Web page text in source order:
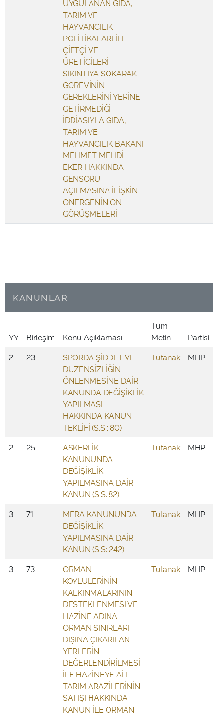
UYGULANAN GIDA,
TARIM VE
HAYVANCILIK
POLİTİKALARI İLE
ÇİFTÇİ VE
ÜRETİCİLERİ
SIKINTIYA SOKARAK
GÖREVİNİN
GEREKLERİNİ YERİNE
GETİRMEDİĞİ
İDDİASIYLA GIDA,
TARIM VE
HAYVANCILIK BAKANI
MEHMET MEHDİ
EKER HAKKINDA
GENSORU
AÇILMASINA İLİŞKİN
ÖNERGENİN ÖN
GÖRÜŞMELERİ
KANUNLAR
YY Birleşim Konu Açıklaması
Tüm
Metin
Partisi
2
23
SPORDA ŞİDDET VE
DÜZENSİZLİĞİN
ÖNLENMESİNE DAİR
KANUNDA DEĞİŞİKLİK
YAPILMASI
HAKKINDA KANUN
TEKLİFİ (S.S.: 80)
Tutanak MHP
2 25
ASKERLİK
KANUNUNDA
DEĞİŞİKLİK
YAPILMASINA DAİR
KANUN (S.S.:82)
Tutanak MHP
3 71
MERA KANUNUNDA
DEĞİŞİKLİK
YAPILMASINA DAİR
KANUN (S.S: 242)
Tutanak MHP
3 73
ORMAN
KÖYLÜLERİNİN
KALKINMALARININ
DESTEKLENMESİ VE
HAZİNE ADINA
ORMAN SINIRLARI
DIŞINA ÇIKARILAN
YERLERİN
DEĞERLENDİRİLMESİ
İLE HAZİNEYE AİT
TARIM ARAZİLERİNİN
SATIŞI HAKKINDA
KANUN İLE ORMAN
Tutanak MHP